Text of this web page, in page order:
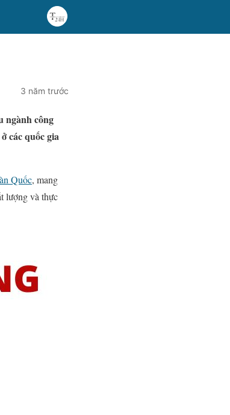
3 năm trước
ngành công
các quốc gia
Quốc, mang
lượng và thực